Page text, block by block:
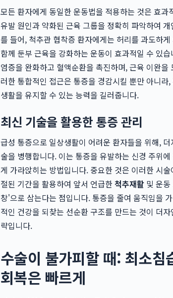
모든 환자에게 동일한 운동법을 적용하는 것은 효과
유발 원인과 약화된 근육 그룹을 정확히 파악하여
를 들어, 척추관 협착증 환자에게는 허리를 과도하
함께 둔부 근육을 강화하는 운동이 효과적일 수 있
염증을 완화하고 혈액순환을 촉진하며, 근육 이완
러한 통합적인 접근은 통증을 경감시킬 뿐만 아니
생활을 유지할 수 있는 능력을 길러줍니다.
최신 기술을 활용한 통증 관리
급성 통증으로 일상생활이 어려운 환자들을 위해,
술을 병행합니다. 이는 통증을 유발하는 신경 주위
게 가라앉히는 방법입니다. 중요한 것은 이러한 시
절된 기간을 활용하여 앞서 언급한척추재활 및 운
창'으로 삼는다는 점입니다. 통증을 줄여 움직임을
적인 건강을 되찾는 선순환 구조를 만드는 것이 더자
략입니다.
수술이 불가피할 때: 최소침
회복은 빠르게